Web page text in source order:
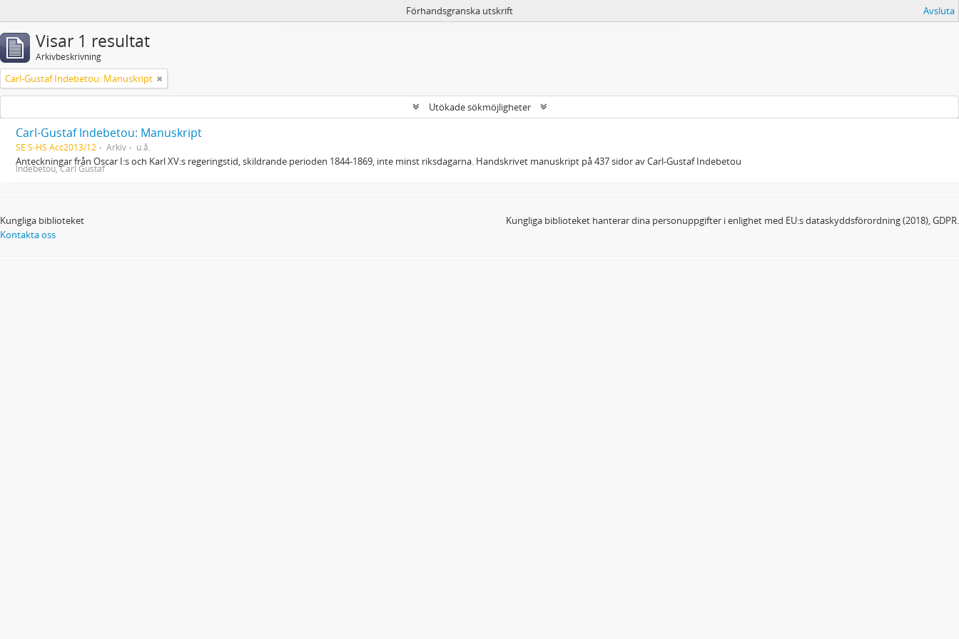
Förhandsgranska utskrift Avsluta
Visar 1 resultat
Arkivbeskrivning
Carl-Gustaf Indebetou: Manuskript
Utökade sökmöjligheter
Carl-Gustaf Indebetou: Manuskript
SE S-HS Acc2013/12 Arkiv u.å.
Anteckningar från Oscar I:s och Karl XV:s regeringstid, skildrande perioden 1844-1869, inte minst riksdagarna. Handskrivet manuskript på 437 sidor av Carl-Gustaf Indebetou
Indebetou, Carl Gustaf
Kungliga biblioteket
Kontakta oss
Kungliga biblioteket hanterar dina personuppgifter i enlighet med EU:s dataskyddsförordning (2018), GDPR.